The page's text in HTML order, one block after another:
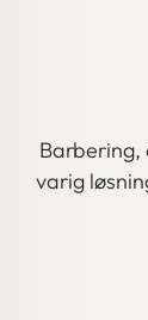
Barbering,
varig